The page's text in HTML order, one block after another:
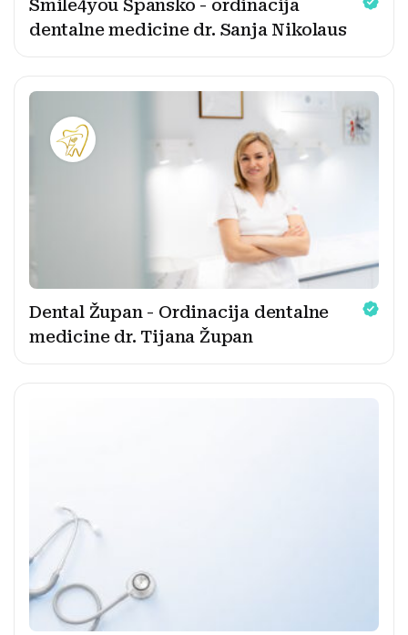
Smile4you Špansko - ordinacija
dentalne medicine dr. Sanja Nikolaus
Dental Župan - Ordinacija dentalne
medicine dr. Tijana Župan